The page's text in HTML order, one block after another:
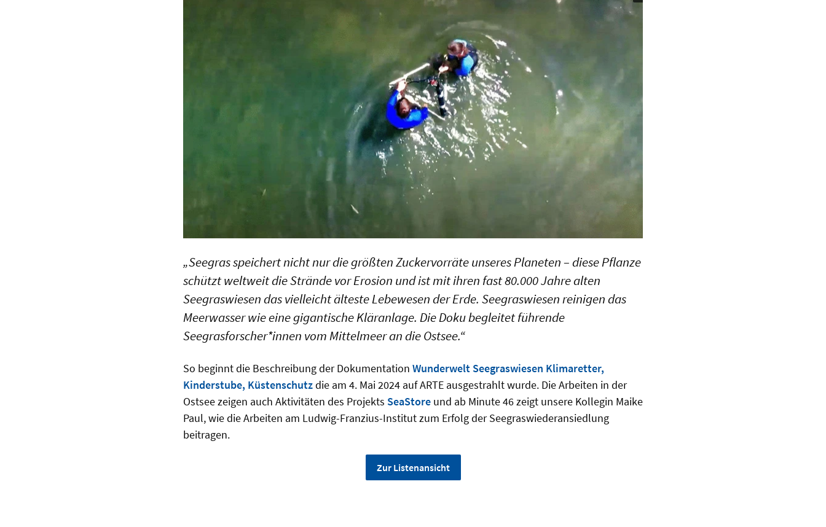
„Seegras speichert nicht nur die größten Zuckervorräte unseres Planeten – diese Pflanze
schützt weltweit die Strände vor Erosion und ist mit ihren fast 80.000 Jahre alten
Seegraswiesen das vielleicht älteste Lebewesen der Erde. Seegraswiesen reinigen das
Meerwasser wie eine gigantische Kläranlage. Die Doku begleitet führende
Seegrasforscher*innen vom Mittelmeer an die Ostsee.“
So beginnt die Beschreibung der Dokumentation Wunderwelt Seegraswiesen Klimaretter,
Kinderstube, Küstenschutzdie am 4. Mai 2024 auf ARTE ausgestrahlt wurde. Die Arbeiten in der
Ostsee zeigen auch Aktivitäten des Projekts SeaStore und ab Minute 46 zeigt unsere Kollegin Maike
Paul, wie die Arbeiten am Ludwig-Franzius-Institut zum Erfolg der Seegraswiederansiedlung
beitragen.
Zur Listenansicht